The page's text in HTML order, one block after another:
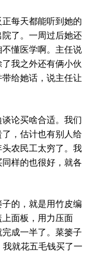
每天都能听到她的
了。一周过后她还
懂医学啊。主任说
我之外还有俩小伙
给她话，说主任让
论买啥合适。我们
，估计也有别人给
农民工太穷了。我
样的也很好，就各
的，就是用竹皮编
面板，用力压面
成一半了。菜篓子
就花五毛钱买了一